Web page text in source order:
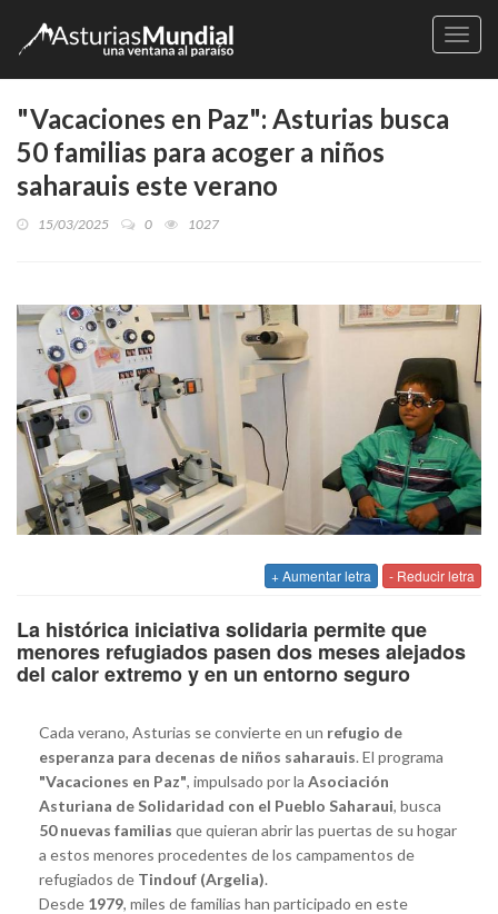
"Vacaciones en Paz": Asturias busca
50 familias para acoger a niños
saharauis este verano
15/03/2025 0 1027
+ Aumentar letra - Reducir letra
La histórica iniciativa solidaria permite que
menores refugiados pasen dos meses alejados
del calor extremo y en un entorno seguro
Cada verano, Asturias se convierte en un refugio de
esperanza para decenas de niños saharauis. El programa
"Vacaciones en Paz", impulsado por la Asociación
Asturiana de Solidaridad con el Pueblo Saharaui, busca
50 nuevas familias que quieran abrir las puertas de su hogar
a estos menores procedentes de los campamentos de
refugiados de Tindouf (Argelia).
Desde 1979, miles de familias han participado en este